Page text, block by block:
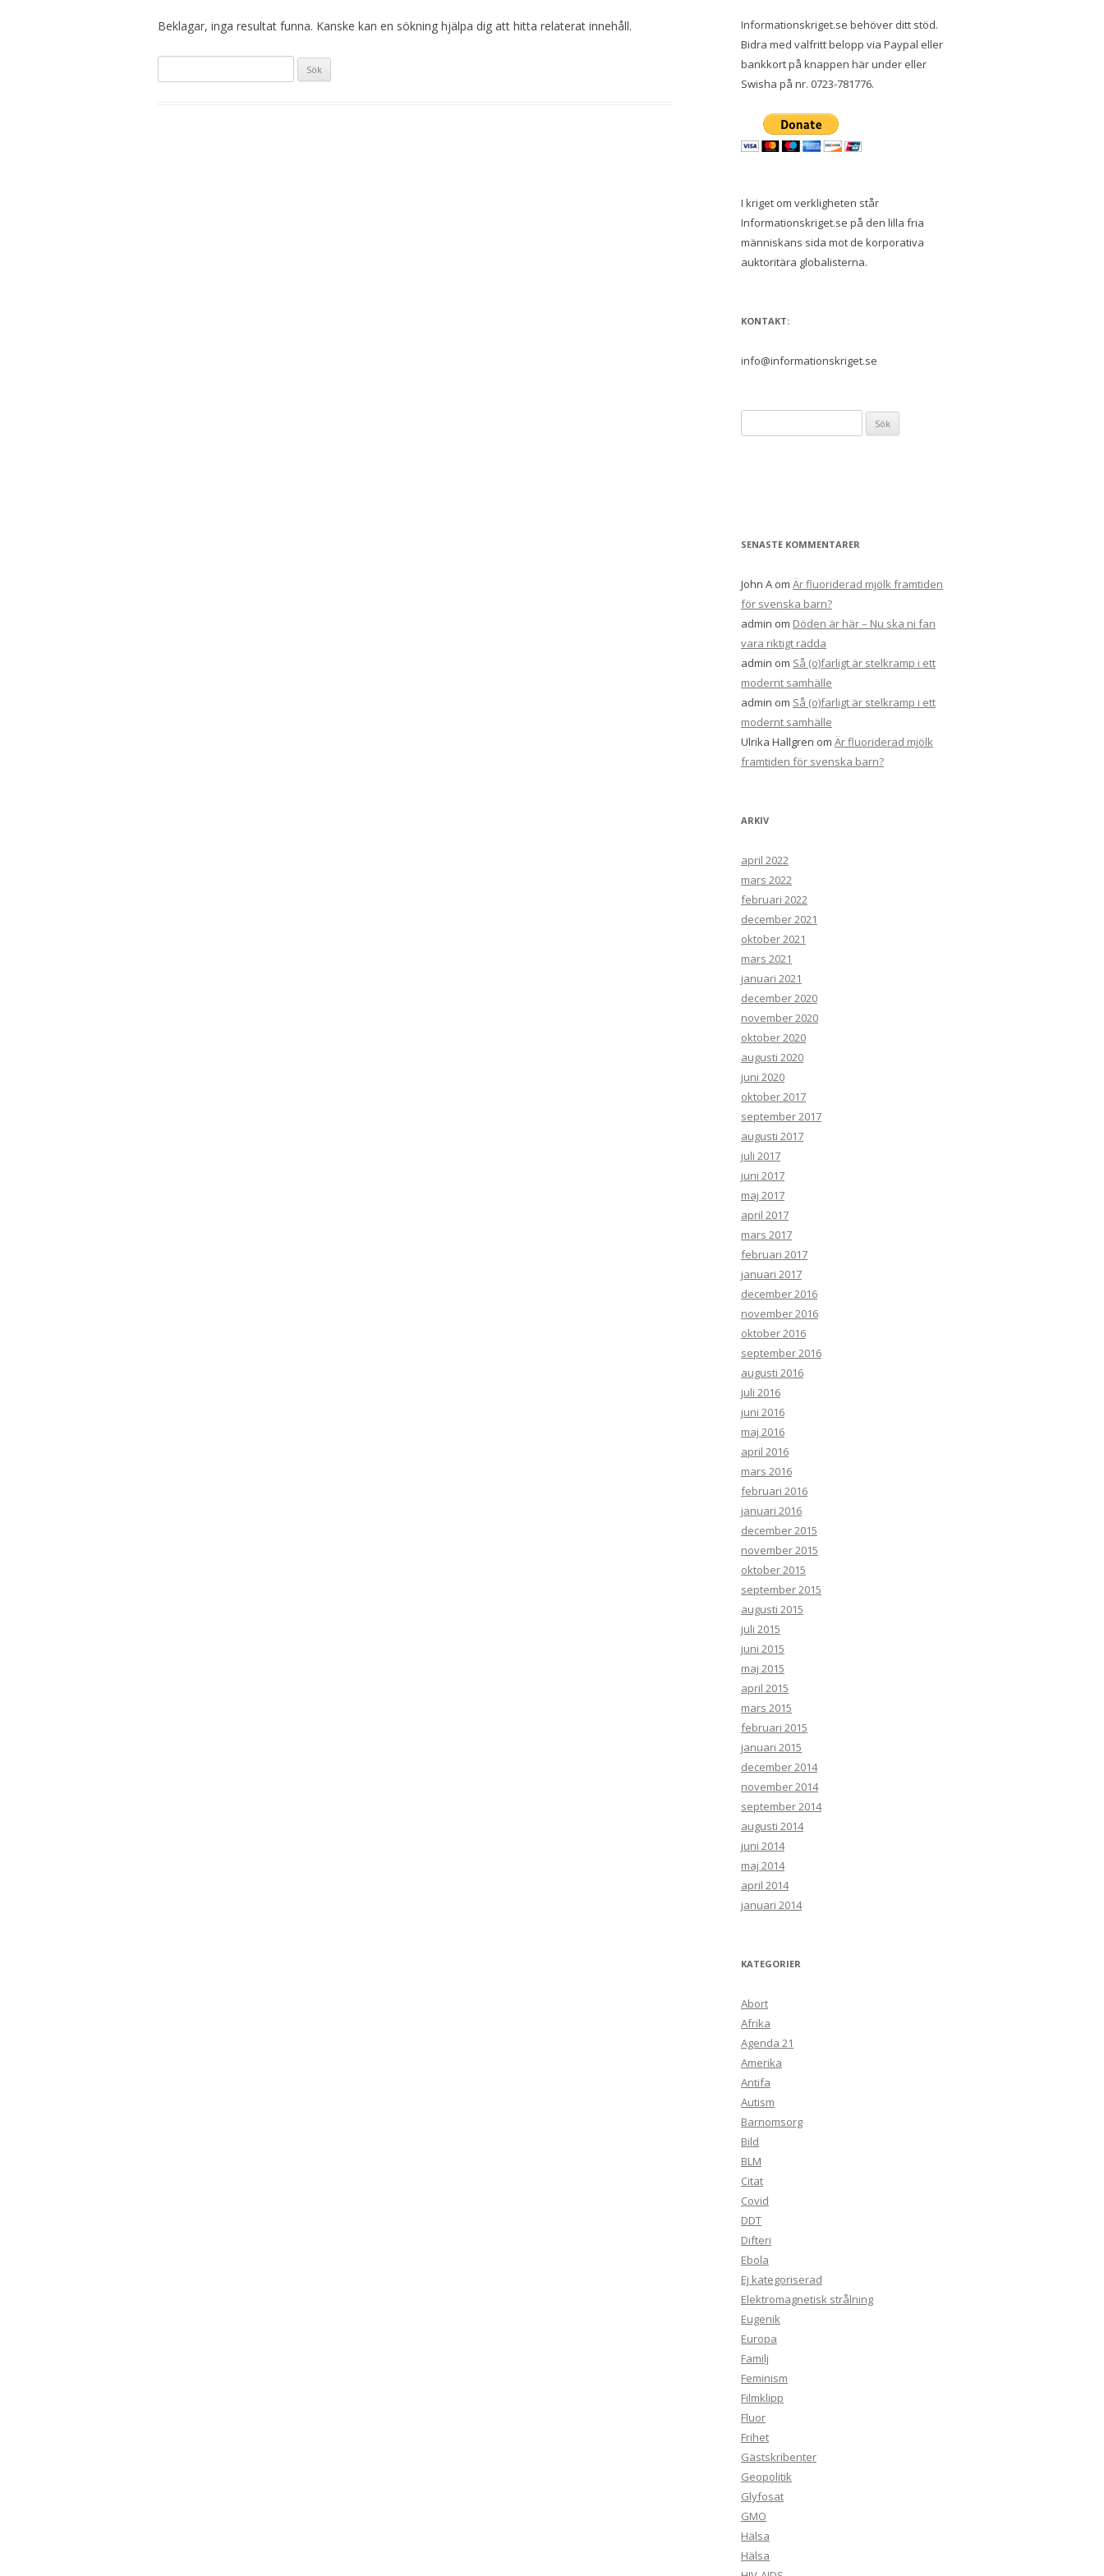
Beklagar, inga resultat funna. Kanske kan en sökning hjälpa dig att hitta relaterat innehåll.
ö
Informationskriget.se behöver ditt stöd.
Bidra med valfritt belopp via Paypal eller
bankkort på knappen här under eller
Swisha på nr. 0723-781776.
I kriget om verkligheten står
Informationskriget.se på den lilla fria
människans sida mot de korporativa
auktoritära globalisterna.
KONTAKT:
info@informationskriget.se
ö
e
:
SENASTE KOMMENTARER
John A om Är fluoriderad mjölk framtiden
för svenska barn?
admin om Döden är här – Nu ska ni fan
vara riktigt rädda
admin om Så (o)farligt är stelkramp i ett
modernt samhälle
admin om Så (o)farligt är stelkramp i ett
modernt samhälle
Ulrika Hallgren om Är fluoriderad mjölk
framtiden för svenska barn?
ARKIV
april 2022
mars 2022
februari 2022
december 2021
oktober 2021
mars 2021
januari 2021
december 2020
november 2020
oktober 2020
augusti 2020
juni 2020
oktober 2017
september 2017
augusti 2017
juli 2017
juni 2017
maj 2017
april 2017
mars 2017
februari 2017
januari 2017
december 2016
november 2016
oktober 2016
september 2016
augusti 2016
juli 2016
juni 2016
maj 2016
april 2016
mars 2016
februari 2016
januari 2016
december 2015
november 2015
oktober 2015
september 2015
augusti 2015
juli 2015
juni 2015
maj 2015
april 2015
mars 2015
februari 2015
januari 2015
december 2014
november 2014
september 2014
augusti 2014
juni 2014
maj 2014
april 2014
januari 2014
KATEGORIER
Abort
Afrika
Agenda 21
Amerika
Antifa
Autism
Barnomsorg
Bild
BLM
Citat
Covid
DDT
Difteri
Ebola
Ej kategoriserad
Elektromagnetisk strålning
Eugenik
Europa
Familj
Feminism
Filmklipp
Fluor
Frihet
Gästskribenter
Geopolitik
Glyfosat
GMO
Hälsa
Hälsa